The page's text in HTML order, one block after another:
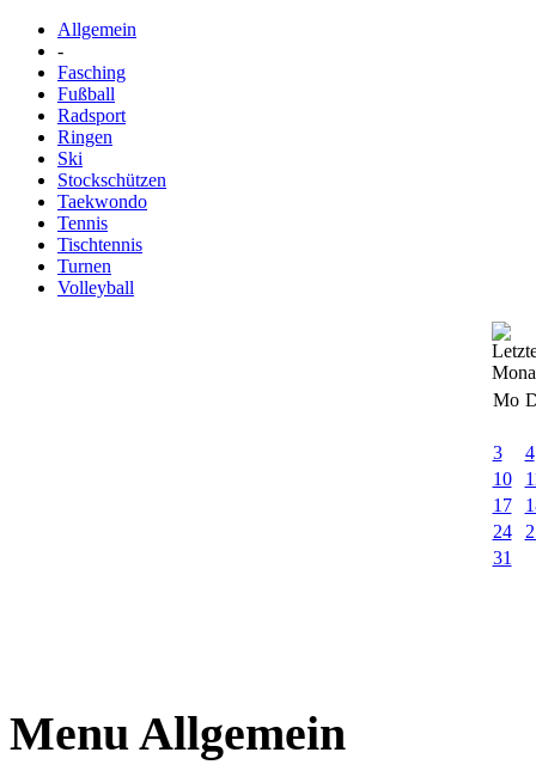
Allgemein
-
Fasching
Fußball
Radsport
Ringen
Ski
Stockschützen
Taekwondo
Tennis
Tischtennis
Turnen
Volleyball
Mo
3
4
10
17
24
31
Menu Allgemein